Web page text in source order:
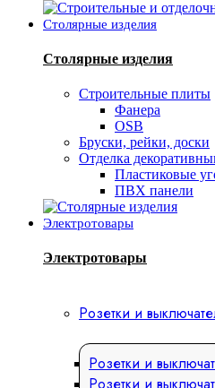
Столярные изделия
Столярные изделия
Строительные плиты
Фанера
OSB
Бруски, рейки, доски
Отделка
Пластиковые
ПВХ панели
Электротовары
Электротовары
Розетки и
Розетки и
Розетки и